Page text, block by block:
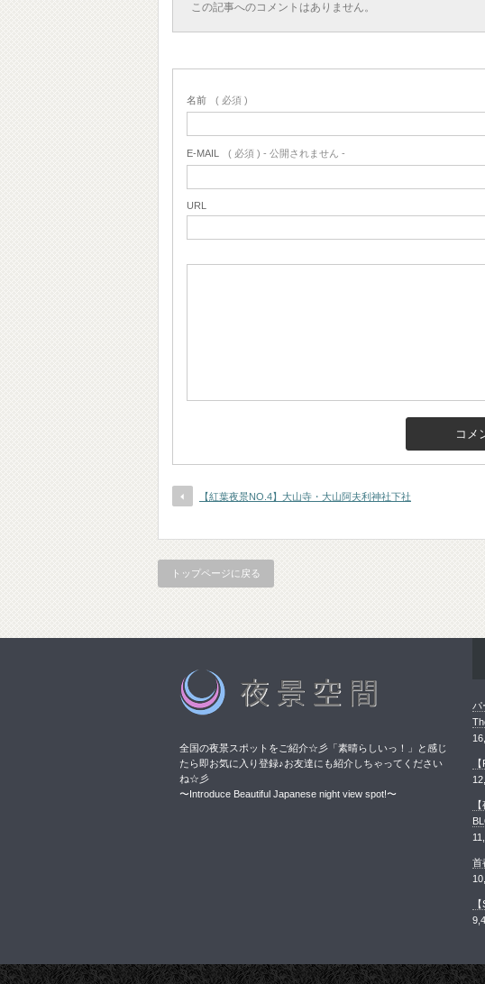
この記事へのコメントはありません。
名前 ( 必須 )
E-MAIL ( 必須 ) - 公開されません -
URL
【紅葉夜景NO.4】大山寺・大山阿夫利神社下社
トップページに戻る
パ
首
全国の夜景スポットをご紹介☆彡「素晴らしいっ！」と感じ
たら即お気に入り登録♪お友達にも紹介しちゃってください
ね☆彡
〜Introduce Beautiful Japanese night view spot!〜